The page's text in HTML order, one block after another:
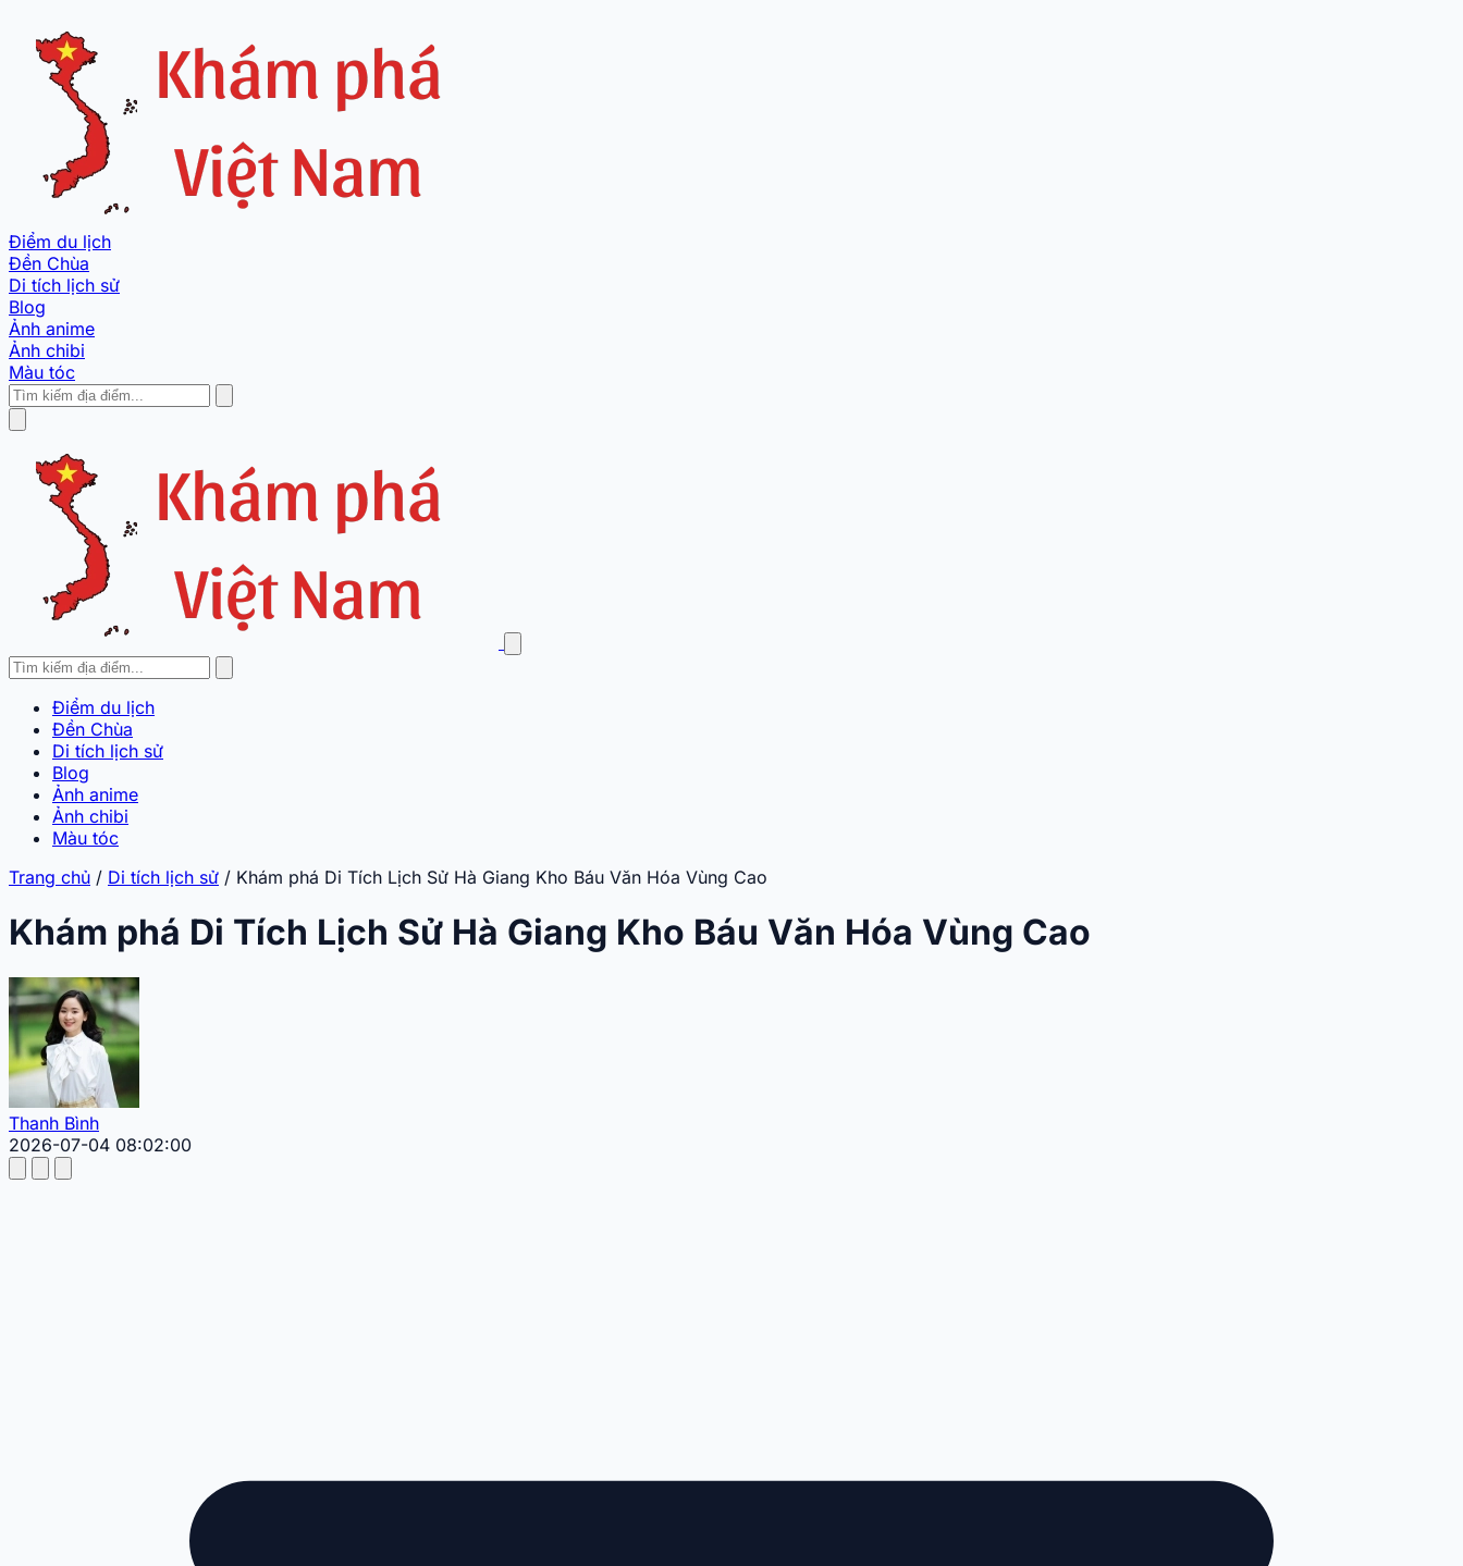
Điểm du lịch
Đền Chùa
Di tích lịch sử
Blog
Ảnh anime
Ảnh chibi
Màu tóc
Điểm du lịch
Đền Chùa
Di tích lịch sử
Blog
Ảnh anime
Ảnh chibi
Màu tóc
Trang chủ / Di tích lịch sử / Khám phá Di Tích Lịch Sử Hà Giang Kho Báu Văn Hóa Vùng Cao
Khám phá Di Tích Lịch Sử Hà Giang Kho Báu Văn Hóa Vùng Cao
Thanh Bình
2026-07-04 08:02:00